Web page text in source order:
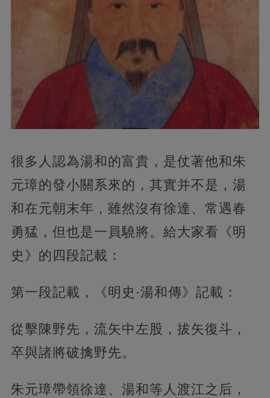
很多人認為湯和的富貴，是仗著他和朱
元璋的發小關系來的，其實并不是，湯
和在元朝末年，雖然沒有徐達、常遇春
勇猛，但也是一員驍將。給大家看《明
史》的四段記載：
第一段記載，《明史·湯和傳》記載：
從擊陳野先，流矢中左股，拔矢復斗，
卒與諸將破擒野先。
朱元璋帶領徐達、湯和等人渡江之后，